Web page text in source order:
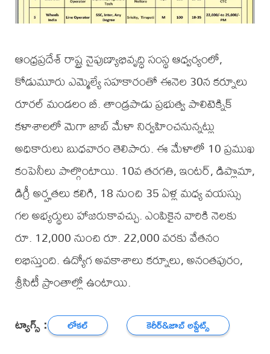
ఆంధ్రప్రదేశ్ రాష్ట్ర నైపుణ్యాభివృద్ధి సంస్థ ఆధ్వర్యంలో,
కోడుమూరు ఎమ్మెల్యే సహకారంతో ఈనెల 30న కర్నూలు
రూరల్ మండలం బీ. తాండ్రపాడు ప్రభుత్వ పాలిటెక్నిక్
కళాశాలలో మెగా జాబ్ మేళా నిర్వహించనున్నట్లు
అధికారులు బుధవారం తెలిపారు. ఈ మేళాలో 10 ప్రముఖ
కంపెనీలు పాల్గొంటాయి. 10వ తరగతి, ఇంటర్, డిప్లొమా,
డిగ్రీ అర్హతలు కలిగి, 18 నుంచి 35 ఏళ్ల మధ్య వయస్సు
గల అభ్యర్థులు హాజరుకావచ్చు. ఎంపికైన వారికి నెలకు
రూ. 12,000 నుంచి రూ. 22,000 వరకు వేతనం
లభిస్తుంది. ఉద్యోగ అవకాశాలు కర్నూలు, అనంతపురం,
శ్రీసిటీ ప్రాంతాల్లో ఉంటాయి.
ట్యాగ్స్ : లోకల్ కెరీర్‌&జాబ్ అప్డేట్స్